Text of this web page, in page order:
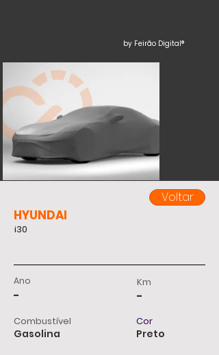
by Feirão Digital®
Voltar
HYUNDAI
i30
Ano
-
Combustível
Gasolina
Km
-
Cor
Preto